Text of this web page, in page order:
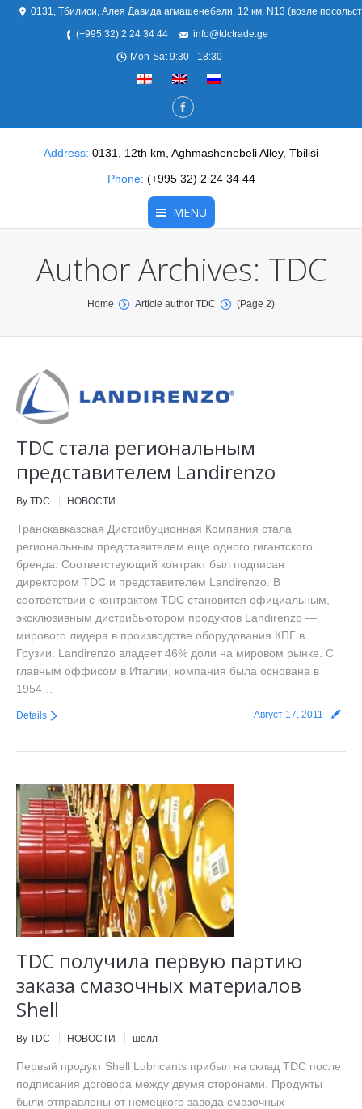
0131, Тбилиси, Алея Давида агмашенебели, 12 км, N13 (возле
(+995 32) 2 24 34 44
info@tdctrade.ge
Mon-Sat 9:30 - 18:30
Address: 0131, 12th km, Aghmashenebeli Alley, Tbilisi
Phone: (+995 32) 2 24 34 44
MENU
Главная
Корпоративным клиентам
FAQ
Author Archives: TDC
Home Article author TDC (Page 2)
TDC стала региональным
представителем Landirenzo
By TDC НОВОСТИ
Транскавказская Дистрибуционная Компания стала
региональным представителем еще одного гигантского
бренда. Соответствующий контракт был подписан
директором TDC и представителем Landirenzo. В
соответствии с контрактом TDC становится официальным,
эксклюзивным дистрибьютором продуктов Landirenzo —
мирового лидера в производстве оборудования КПГ в
Грузии. Landirenzo владеет 46% доли на мировом рынке. С
главным оффисом в Италии, компания была основана в
1954…
Август 17, 2011
Details
TDC получила первую партию
заказа смазочных материалов
Shell
By TDC НОВОСТИ шелл
Первый продукт Shell Lubricants прибыл на склад TDC после
подписания договора между двумя сторонами. Продукты
были отправлены от немецкого завода смазочных